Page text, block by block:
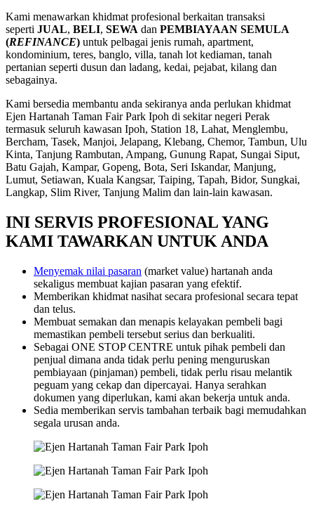
Kami menawarkan khidmat profesional berkaitan transaksi
seperti JUAL, BELI, SEWA dan PEMBIAYAAN SEMULA
(REFINANCE) untuk pelbagai jenis rumah, apartment,
kondominium, teres, banglo, villa, tanah lot kediaman, tanah
pertanian seperti dusun dan ladang, kedai, pejabat, kilang dan
sebagainya.
Kami bersedia membantu anda sekiranya anda perlukan khidmat
Ejen Hartanah Taman Fair Park Ipoh di sekitar negeri Perak
termasuk seluruh kawasan Ipoh, Station 18, Lahat, Menglembu,
Bercham, Tasek, Manjoi, Jelapang, Klebang, Chemor, Tambun, Ulu
Kinta, Tanjung Rambutan, Ampang, Gunung Rapat, Sungai Siput,
Batu Gajah, Kampar, Gopeng, Bota, Seri Iskandar, Manjung,
Lumut, Setiawan, Kuala Kangsar, Taiping, Tapah, Bidor, Sungkai,
Langkap, Slim River, Tanjung Malim dan lain-lain kawasan.
INI SERVIS PROFESIONAL YANG
KAMI TAWARKAN UNTUK ANDA
Menyemak nilai pasaran (market value) hartanah anda
sekaligus membuat kajian pasaran yang efektif.
Memberikan khidmat nasihat secara profesional secara tepat
dan telus.
Membuat semakan dan menapis kelayakan pembeli bagi
memastikan pembeli tersebut serius dan berkualiti.
Sebagai ONE STOP CENTRE untuk pihak pembeli dan
penjual dimana anda tidak perlu pening menguruskan
pembiayaan (pinjaman) pembeli, tidak perlu risau melantik
peguam yang cekap dan dipercayai. Hanya serahkan
dokumen yang diperlukan, kami akan bekerja untuk anda.
Sedia memberikan servis tambahan terbaik bagi memudahkan
segala urusan anda.